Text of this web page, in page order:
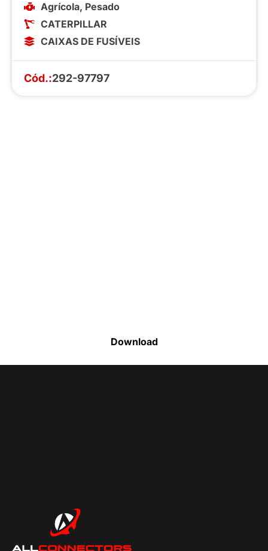
Agrícola, Pesado
CATERPILLAR
CAIXAS DE FUSÍVEIS
Cód.:292-97797
Download